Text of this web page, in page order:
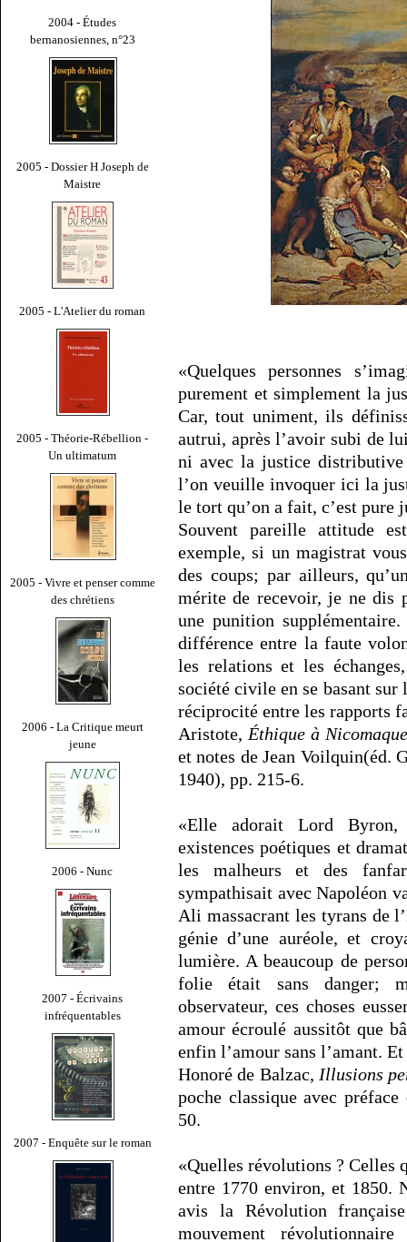
2004 - Études
bernanosiennes, n°23
2005 - Dossier H Joseph de
Maistre
2005 - L'Atelier du roman
2005 - Théorie-Rébellion -
Un ultimatum
2005 - Vivre et penser comme
des chrétiens
2006 - La Critique meurt
jeune
2006 - Nunc
2007 - Écrivains
infréquentables
2007 - Enquête sur le roman
«Quelques personnes
purement et simplement la
Car, tout uniment, ils
autrui, après l’avoir subi de
ni avec la justice
l’on veuille invoquer ici la
le tort qu’on a fait, c’est pure
Souvent pareille attitude
exemple, si un magistrat
des coups; par ailleurs,
mérite de recevoir, je ne dis
une punition
différence entre la faute
les relations et les
société civile en se basant
réciprocité entre les rapports
Aristote, Éthique à Nicomaque
et notes de Jean Voilquin(éd.
1940), pp. 215-6.
«Elle adorait Lord Byron,
existences poétiques et
les malheurs et des
sympathisait avec Napoléon
Ali massacrant les tyrans de
génie d’une auréole, et
lumière. A beaucoup de
folie était sans danger;
observateur, ces choses
amour écroulé aussitôt que
enfin l’amour sans l’amant.
Honoré de Balzac, Illusions
poche classique avec
50.
«Quelles révolutions ? Celles
entre 1770 environ, et 1850.
avis la Révolution
mouvement